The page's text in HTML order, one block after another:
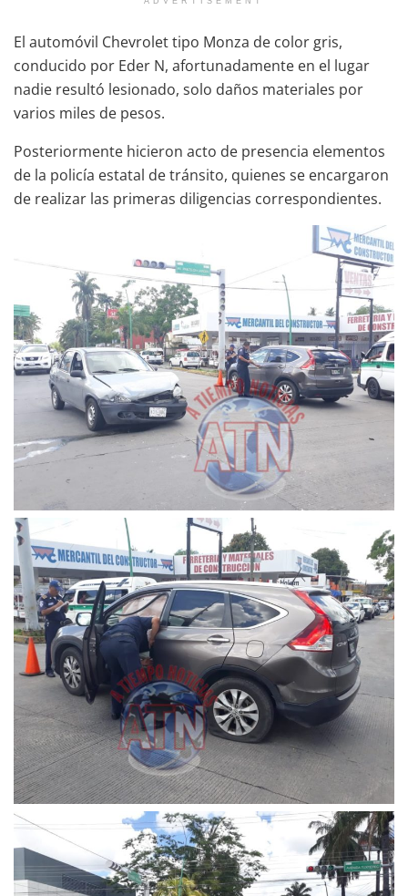
El automóvil Chevrolet tipo Monza de color gris,
conducido por Eder N, afortunadamente en el lugar
nadie resultó lesionado, solo daños materiales por
varios miles de pesos.
Posteriormente hicieron acto de presencia elementos
de la policía estatal de tránsito, quienes se encargaron
de realizar las primeras diligencias correspondientes.